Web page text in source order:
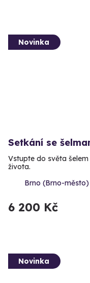
Novinka
Setkání se
Vstupte do světa
života.
Brno (Brno-město)
6 200 Kč
Novinka